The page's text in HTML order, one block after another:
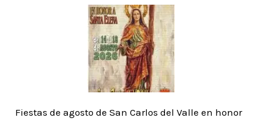
Fiestas de agosto de San Carlos del Valle en honor